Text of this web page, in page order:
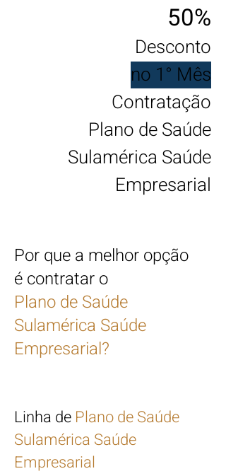
50%
Desconto
no 1° Mês
Contratação
Plano de Saúde
Sulamérica Saúde
Empresarial
Por que a melhor opção
é contratar o
Plano de Saúde
Sulamérica Saúde
Empresarial?
Linha de Plano de Saúde
Sulamérica Saúde
Empresarial